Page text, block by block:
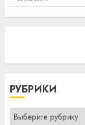
РУБРИКИ
Рубрики